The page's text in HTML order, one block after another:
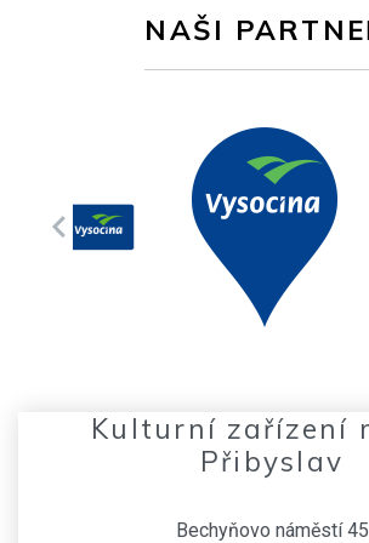
NAŠI
Kulturní zařízení
Přibyslav
Bechyňovo náměstí 45